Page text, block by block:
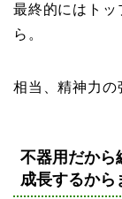
最終的にはトッ
ら。
相当、精神力の
不器用だから
成長するから